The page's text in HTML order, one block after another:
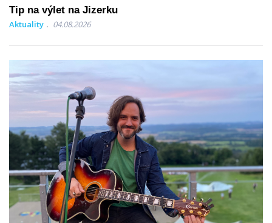
Tip na výlet na Jizerku
Aktuality 04.08.2026